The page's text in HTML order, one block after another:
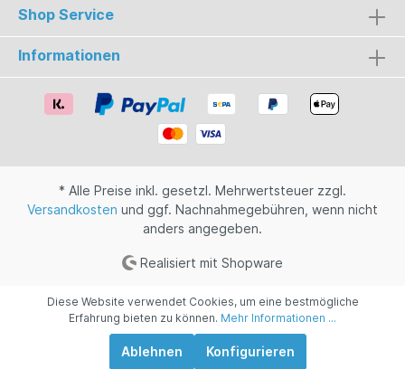
Shop Service
Informationen
* Alle Preise inkl. gesetzl. Mehrwertsteuer zzgl.
Versandkosten und ggf. Nachnahmegebühren, wenn nicht
anders angegeben.
Realisiert mit Shopware
Diese Website verwendet Cookies, um eine bestmögliche
Erfahrung bieten zu können. Mehr Informationen ...
Ablehnen Konfigurieren